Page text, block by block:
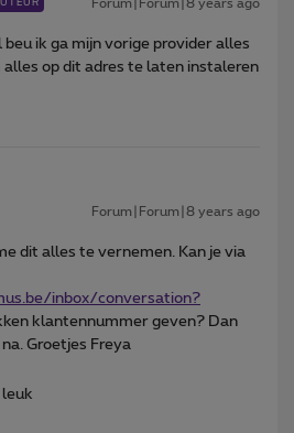
Forum|Forum|8 years ago
beu ik ga mijn vorige provider alles
alles op dit adres te laten instaleren
Forum|Forum|8 years ago
dit alles te vernemen. Kan je via
inbox/conversation?
klantennummer geven? Dan
Groetjes Freya